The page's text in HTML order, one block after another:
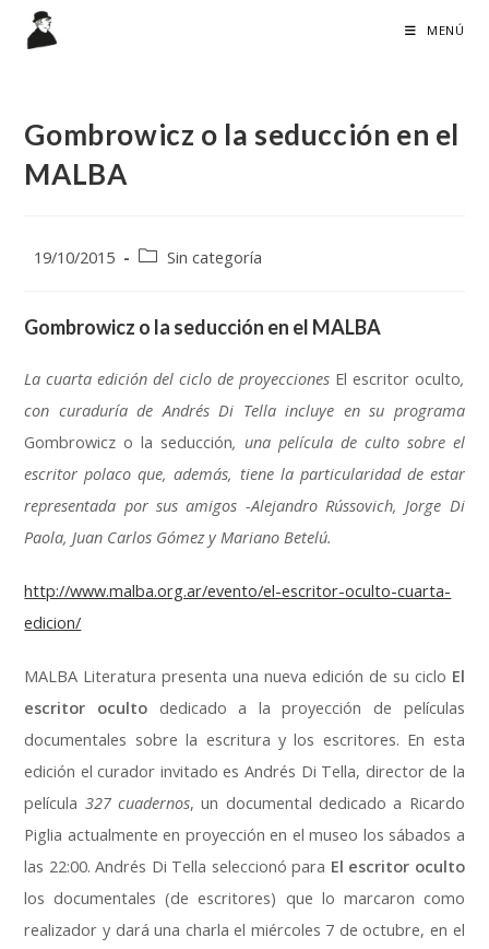
MENÚ
Gombrowicz o la seducción en el
MALBA
Publicación
entrada:
19/10/2015
Categoría
entrada:
Sin categoría
Gombrowicz o la seducción en el MALBA
La cuarta edición del ciclo de proyecciones El escritor oculto,
con curaduría de Andrés Di Tella incluye en su programa
Gombrowicz o la seducción, una película de culto sobre el
escritor polaco que, además, tiene la particularidad de estar
representada por sus amigos -Alejandro Rússovich, Jorge Di
Paola, Juan Carlos Gómez y Mariano Betelú.
http://www.malba.org.ar/evento/el-escritor-oculto-cuarta-
edicion/
MALBA Literatura presenta una nueva edición de su ciclo El
escritor oculto dedicado a la proyección de películas
documentales sobre la escritura y los escritores. En esta
edición el curador invitado es Andrés Di Tella, director de la
película 327 cuadernos, un documental dedicado a Ricardo
Piglia actualmente en proyección en el museo los sábados a
las 22:00. Andrés Di Tella seleccionó para El escritor oculto
los documentales (de escritores) que lo marcaron como
realizador y dará una charla el miércoles 7 de octubre, en el